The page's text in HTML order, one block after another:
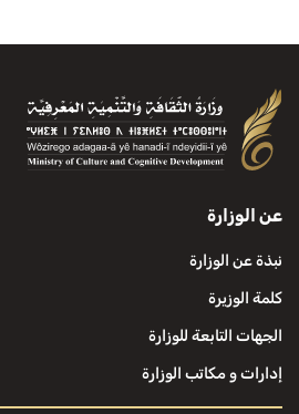
عن الوزارة
نبذة عن الوزارة
كلمة الوزيرة
الجهات التابعة للوزارة
إدارات و مكاتب الوزارة